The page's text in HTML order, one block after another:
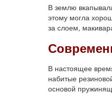
В землю
этому могла
за слоем,
В настоящее
набитые
основой